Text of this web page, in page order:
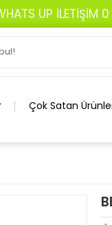
UP İLETİŞİM
Çok Satan